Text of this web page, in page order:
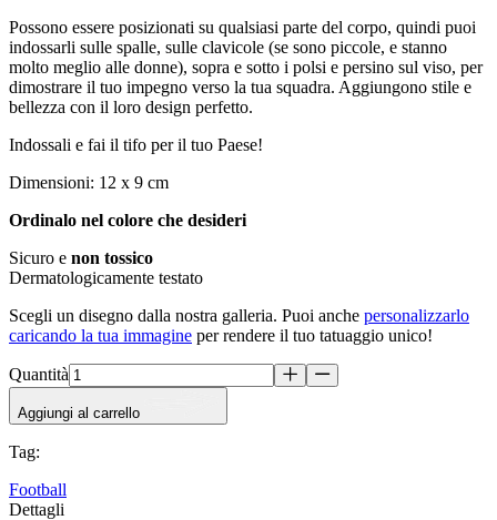
Possono essere posizionati su qualsiasi parte del corpo, quindi puoi
indossarli sulle spalle, sulle clavicole (se sono piccole, e stanno
molto meglio alle donne), sopra e sotto i polsi e persino sul viso, per
dimostrare il tuo impegno verso la tua squadra. Aggiungono stile e
bellezza con il loro design perfetto.
Indossali e fai il tifo per il tuo Paese!
Dimensioni: 12 x 9 cm
Ordinalo nel colore che desideri
Sicuro e non tossico
Dermatologicamente testato
Scegli un disegno dalla nostra galleria. Puoi anche personalizzarlo
caricando la tua immagine per rendere il tuo tatuaggio unico!
Quantità
Aggiungi al carrello
Tag:
Football
Dettagli